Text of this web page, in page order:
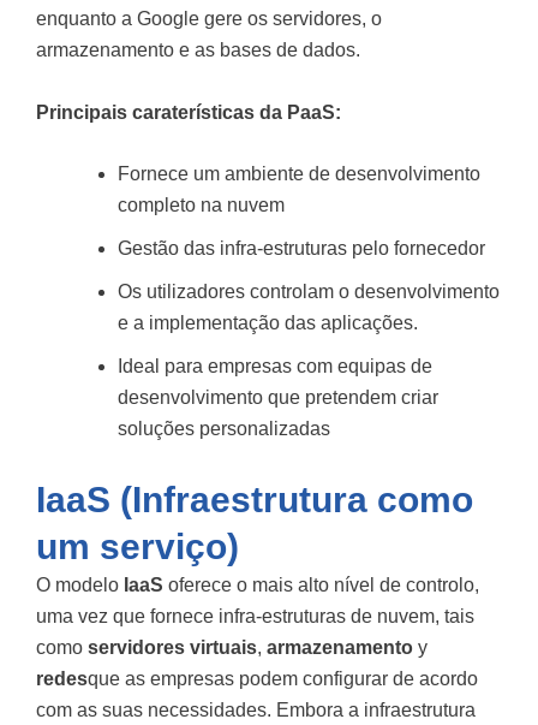
enquanto a Google gere os servidores, o
armazenamento e as bases de dados.
Principais caraterísticas da PaaS:
Fornece um ambiente de desenvolvimento
completo na nuvem
Gestão das infra-estruturas pelo fornecedor
Os utilizadores controlam o desenvolvimento
e a implementação das aplicações.
Ideal para empresas com equipas de
desenvolvimento que pretendem criar
soluções personalizadas
IaaS (Infraestrutura como
um serviço)
O modelo IaaS oferece o mais alto nível de controlo,
uma vez que fornece infra-estruturas de nuvem, tais
como servidores virtuais, armazenamento y
redesque as empresas podem configurar de acordo
com as suas necessidades. Embora a infraestrutura